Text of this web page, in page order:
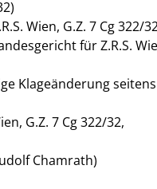
Wien, G.Z. 7 Cg 322/
für Z.R.S.
Klageänderung
G.Z. 7 Cg 322/32,
Chamrath)